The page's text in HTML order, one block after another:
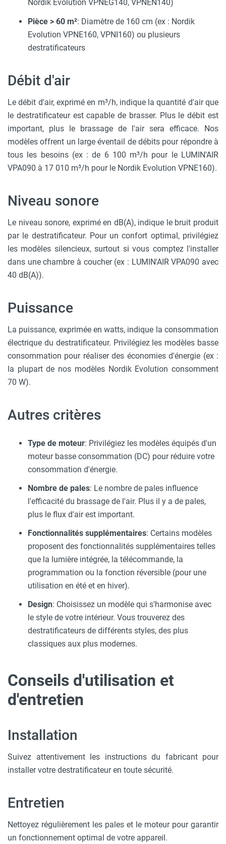
Nordik Evolution VPNEG140, VPNEN140)
Pièce > 60 m²: Diamètre de 160 cm (ex : Nordik
Evolution VPNE160, VPNI160) ou plusieurs
destratificateurs
Débit d'air
Le débit d'air, exprimé en m³/h, indique la quantité d'air que
le destratificateur est capable de brasser. Plus le débit est
important, plus le brassage de l'air sera efficace. Nos
modèles offrent un large éventail de débits pour répondre à
tous les besoins (ex : de 6 100 m³/h pour le LUMIN'AIR
VPA090 à 17 010 m³/h pour le Nordik Evolution VPNE160).
Niveau sonore
Le niveau sonore, exprimé en dB(A), indique le bruit produit
par le destratificateur. Pour un confort optimal, privilégiez
les modèles silencieux, surtout si vous comptez l'installer
dans une chambre à coucher (ex : LUMIN'AIR VPA090 avec
40 dB(A)).
Puissance
La puissance, exprimée en watts, indique la consommation
électrique du destratificateur. Privilégiez les modèles basse
consommation pour réaliser des économies d'énergie (ex :
la plupart de nos modèles Nordik Evolution consomment
70 W).
Autres critères
Type de moteur: Privilégiez les modèles équipés d'un
moteur basse consommation (DC) pour réduire votre
consommation d'énergie.
Nombre de pales: Le nombre de pales influence
l'efficacité du brassage de l'air. Plus il y a de pales,
plus le flux d'air est important.
Fonctionnalités supplémentaires: Certains modèles
proposent des fonctionnalités supplémentaires telles
que la lumière intégrée, la télécommande, la
programmation ou la fonction réversible (pour une
utilisation en été et en hiver).
Design: Choisissez un modèle qui s'harmonise avec
le style de votre intérieur. Vous trouverez des
destratificateurs de différents styles, des plus
classiques aux plus modernes.
Conseils d'utilisation et
d'entretien
Installation
Suivez attentivement les instructions du fabricant pour
installer votre destratificateur en toute sécurité.
Entretien
Nettoyez régulièrement les pales et le moteur pour garantir
un fonctionnement optimal de votre appareil.